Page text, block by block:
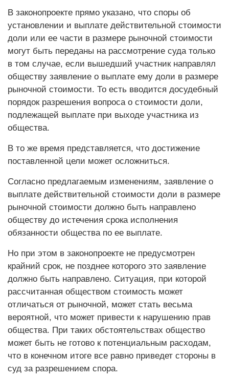
В законопроекте прямо указано, что споры об
установлении и выплате действительной стоимости
доли или ее части в размере рыночной стоимости
могут быть переданы на рассмотрение суда только
в том случае, если вышедший участник направлял
обществу заявление о выплате ему доли в размере
рыночной стоимости. То есть вводится досудебный
порядок разрешения вопроса о стоимости доли,
подлежащей выплате при выходе участника из
общества.
В то же время представляется, что достижение
поставленной цели может осложниться.
Согласно предлагаемым изменениям, заявление о
выплате действительной стоимости доли в размере
рыночной стоимости должно быть направлено
обществу до истечения срока исполнения
обязанности общества по ее выплате.
Но при этом в законопроекте не предусмотрен
крайний срок, не позднее которого это заявление
должно быть направлено. Ситуация, при которой
рассчитанная обществом стоимость может
отличаться от рыночной, может стать весьма
вероятной, что может привести к нарушению прав
общества. При таких обстоятельствах общество
может быть не готово к потенциальным расходам,
что в конечном итоге все равно приведет стороны в
суд за разрешением спора.